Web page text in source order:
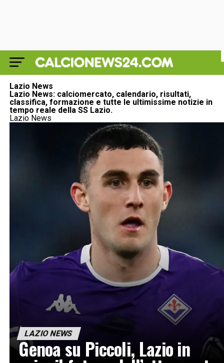
Lazio News
Lazio News: calciomercato, calendario, risultati,
classifica, formazione e tutte le ultimissime notizie in
tempo reale della SS Lazio.
Lazio News
LAZIO NEWS
Genoa su Piccoli, Lazio in